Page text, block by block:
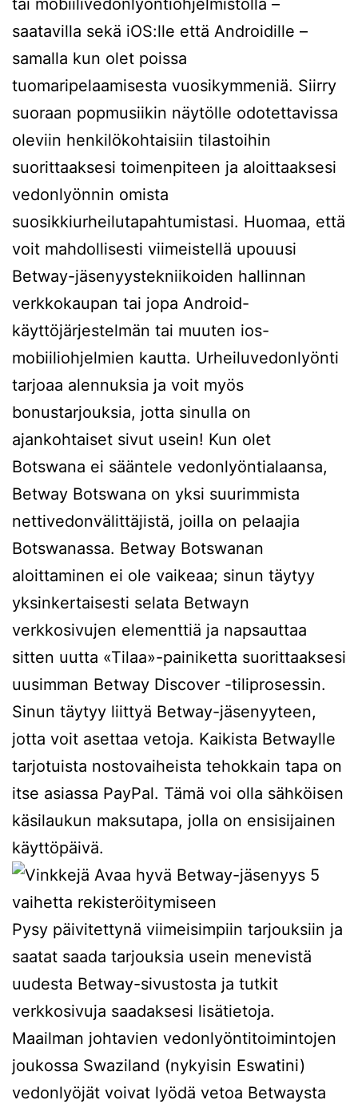
tai mobiilivedonlyöntiohjelmistolla –
saatavilla sekä iOS:lle että Androidille –
samalla kun olet poissa
tuomaripelaamisesta vuosikymmeniä. Siirry
suoraan popmusiikin näytölle odotettavissa
oleviin henkilökohtaisiin tilastoihin
suorittaaksesi toimenpiteen ja aloittaaksesi
vedonlyönnin omista
suosikkiurheilutapahtumistasi. Huomaa, että
voit mahdollisesti viimeistellä upouusi
Betway-jäsenyystekniikoiden hallinnan
verkkokaupan tai jopa Android-
käyttöjärjestelmän tai muuten ios-
mobiiliohjelmien kautta. Urheiluvedonlyönti
tarjoaa alennuksia ja voit myös
bonustarjouksia, jotta sinulla on
ajankohtaiset sivut usein! Kun olet
Botswana ei sääntele vedonlyöntialaansa,
Betway Botswana on yksi suurimmista
nettivedonvälittäjistä, joilla on pelaajia
Botswanassa. Betway Botswanan
aloittaminen ei ole vaikeaa; sinun täytyy
yksinkertaisesti selata Betwayn
verkkosivujen elementtiä ja napsauttaa
sitten uutta «Tilaa»-painiketta suorittaaksesi
uusimman Betway Discover -tiliprosessin.
Sinun täytyy liittyä Betway-jäsenyyteen,
jotta voit asettaa vetoja. Kaikista Betwaylle
tarjotuista nostovaiheista tehokkain tapa on
itse asiassa PayPal. Tämä voi olla sähköisen
käsilaukun maksutapa, jolla on ensisijainen
käyttöpäivä.
Pysy päivitettynä viimeisimpiin tarjouksiin ja
saatat saada tarjouksia usein menevistä
uudesta Betway-sivustosta ja tutkit
verkkosivuja saadaksesi lisätietoja.
Maailman johtavien vedonlyöntitoimintojen
joukossa Swaziland (nykyisin Eswatini)
vedonlyöjät voivat lyödä vetoa Betwaysta